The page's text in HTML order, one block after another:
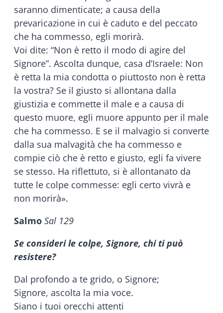
saranno dimenticate; a causa della
prevaricazione in cui è caduto e del peccato
che ha commesso, egli morirà.
Voi dite: “Non è retto il modo di agire del
Signore”. Ascolta dunque, casa d’Israele: Non
è retta la mia condotta o piuttosto non è retta
la vostra? Se il giusto si allontana dalla
giustizia e commette il male e a causa di
questo muore, egli muore appunto per il male
che ha commesso. E se il malvagio si converte
dalla sua malvagità che ha commesso e
compie ciò che è retto e giusto, egli fa vivere
se stesso. Ha riflettuto, si è allontanato da
tutte le colpe commesse: egli certo vivrà e
non morirà».
Salmo Sal 129
Se consideri le colpe, Signore, chi ti può
resistere?
Dal profondo a te grido, o Signore;
Signore, ascolta la mia voce.
Siano i tuoi orecchi attenti